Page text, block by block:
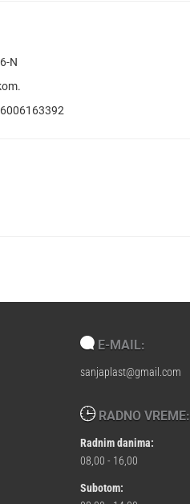
N
E-MAIL:
sanjaplast@gmail.com
RADNO VREME:
Radnim danima:
08,00 - 16,00
Subotom: